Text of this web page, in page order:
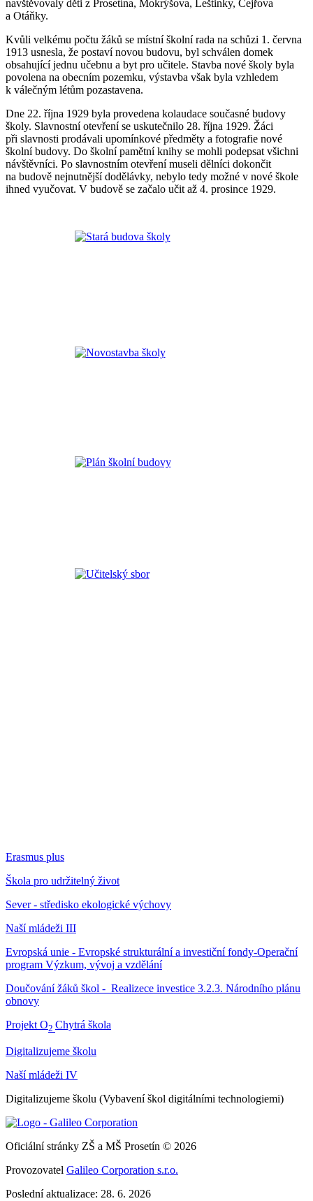
navštěvovaly děti z Prosetína, Mokrýšova, Leštinky, Cejřova
a Otáňky.
Kvůli velkému počtu žáků se místní školní rada na schůzi 1. června
1913 usnesla, že postaví novou budovu, byl schválen domek
obsahující jednu učebnu a byt pro učitele. Stavba nové školy byla
povolena na obecním pozemku, výstavba však byla vzhledem
k válečným létům pozastavena.
Dne 22. října 1929 byla provedena kolaudace současné budovy
školy. Slavnostní otevření se uskutečnilo 28. října 1929. Žáci
při slavnosti prodávali upomínkové předměty a fotografie nové
školní budovy. Do školní pamětní knihy se mohli podepsat všichni
návštěvníci. Po slavnostním otevření museli dělníci dokončit
na budově nejnutnější dodělávky, nebylo tedy možné v nové škole
ihned vyučovat. V budově se začalo učit až 4. prosince 1929.
Erasmus plus
Škola pro udržitelný život
Sever - středisko ekologické výchovy
Naší mládeži III
Evropská unie - Evropské strukturální a investiční fondy-Operační
program Výzkum, vývoj a vzdělání
Doučování žáků škol - Realizece investice 3.2.3. Národního plánu
obnovy
Projekt O2 Chytrá škola
Digitalizujeme školu
Naší mládeži IV
Digitalizujeme školu (Vybavení škol digitálními technologiemi)
Oficiální stránky ZŠ a MŠ Prosetín © 2026
Provozovatel Galileo Corporation s.r.o.
Poslední aktualizace: 28. 6. 2026